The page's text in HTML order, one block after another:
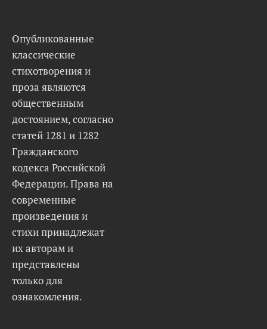
Опубликованные
классические
стихотворения и
проза являются
общественным
достоянием, согласно
статей 1281 и 1282
Гражданского
кодекса Российской
Федерации. Права на
современные
произведения и
стихи принадлежат
их авторам и
представлены
только для
ознакомления.